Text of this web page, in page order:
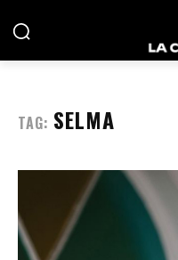
TAG: SELMA